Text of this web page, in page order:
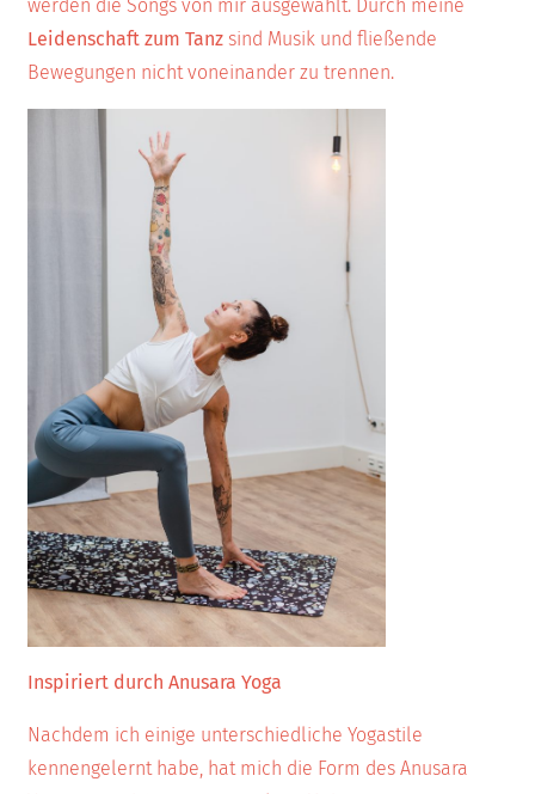
werden die Songs von mir ausgewählt. Durch meine
Leidenschaft zum Tanz sind Musik und fließende
Bewegungen nicht voneinander zu trennen.
Inspiriert durch Anusara Yoga
Nachdem ich einige unterschiedliche Yogastile
kennengelernt habe, hat mich die Form des Anusara